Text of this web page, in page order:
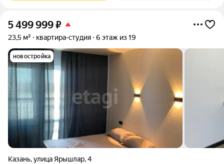
5 499 999₽
23,5 м² квартира-студия 6 этаж из 19
новостройка
Казань,улица Ярышлар,4